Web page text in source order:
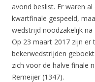
avond beslist. Er waren
kwartfinale gespeeld,
wedstrijd noodzakelijk
Op 23 maart 2017 zijn er
bekerwedstrijden
zich voor de halve finale
Remeijer (1347).